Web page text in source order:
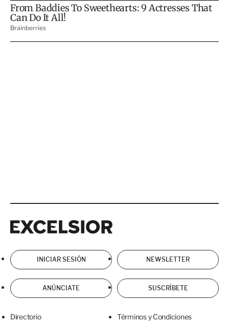
INICIAR SESIÓN NEWSLETTER
ANÚNCIATE SUSCRÍBETE
Directorio Términos y Condiciones